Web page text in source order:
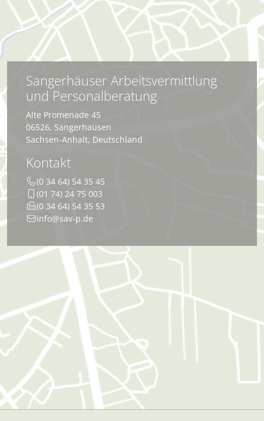
Sangerhäuser Arbeitsvermittlung
und Personalberatung
Alte Promenade 45
06526, Sangerhausen
Sachsen-Anhalt, Deutschland
Kontakt
(0 34 64) 54 35 45
(01 74) 24 75 003
(0 34 64) 54 35 53
info@sav-p.de